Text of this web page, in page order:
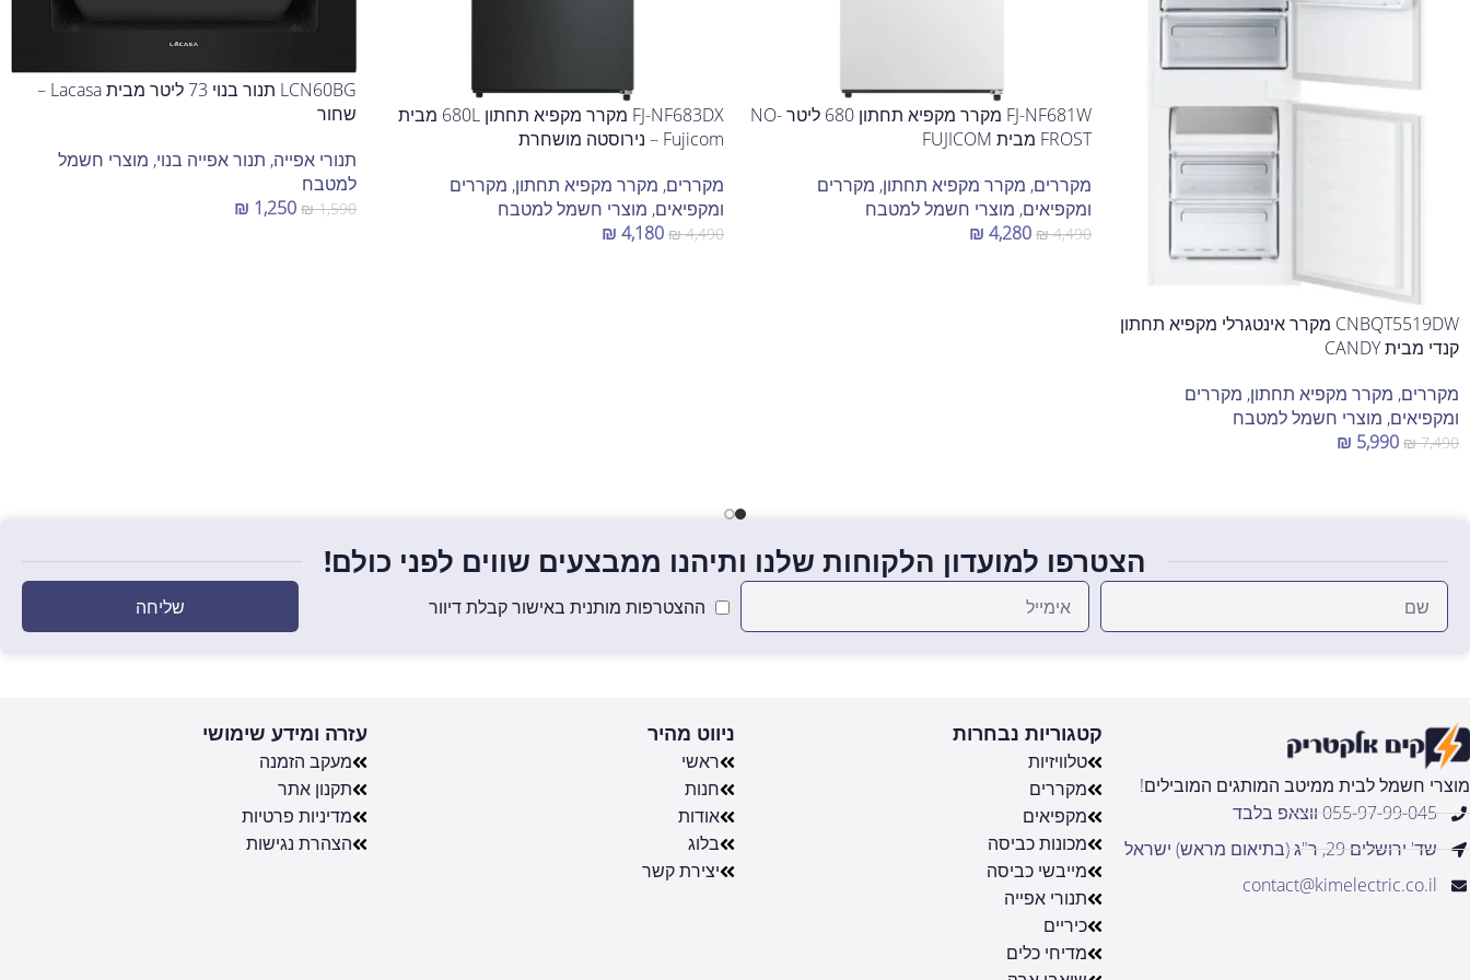
CNBQT5519DW מקרר אינטגרלי מקפיא תחתון
קנדי מבית CANDY
מקררים, מקרר מקפיא תחתון, מקררים
ומקפיאים, מוצרי חשמל למטבח
₪7,490
₪ 5,990
FJ-NF681W מקרר מקפיא תחתון 680 ליטר NO-
FROST מבית FUJICOM
מקררים, מקרר מקפיא תחתון, מקררים
ומקפיאים, מוצרי חשמל למטבח
₪4,490
₪ 4,280
FJ-NF683DX מקרר מקפיא תחתון 680L מבית
Fujicom – נירוסטה מושחרת
מקררים, מקרר מקפיא תחתון, מקררים
ומקפיאים, מוצרי חשמל למטבח
₪4,490
₪ 4,180
LCN60BG תנור בנוי 73 ליטר מבית Lacasa –
שחור
תנורי אפייה, תנור אפייה בנוי, מוצרי חשמל
למטבח
₪1,590
₪ 1,250
הצטרפו למועדון הלקוחות שלנו ותיהנו ממבצעים שווים לפני כולם!
ההצטרפות מותנית באישור קבלת דיוור שליחה
מוצרי חשמל לבית ממיטב המותגים המובילים!
055-97-99-045 ווצאפ בלבד
שד' ירושלים 29, ר"ג (בתיאום מראש) ישראל
contact@kimelectric.co.il
קטגוריות נבחרות
טלוויזיות
מקררים
מקפיאים
מכונות כביסה
מייבשי כביסה
תנורי אפייה
כיריים
מדיחי כלים
ניווט מהיר
ראשי
חנות
אודות
בלוג
יצירת קשר
עזרה ומידע שימושי
מעקב הזמנה
תקנון אתר
מדיניות פרטיות
הצהרת נגישות